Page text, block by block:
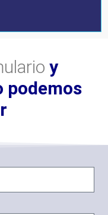
y
podemos